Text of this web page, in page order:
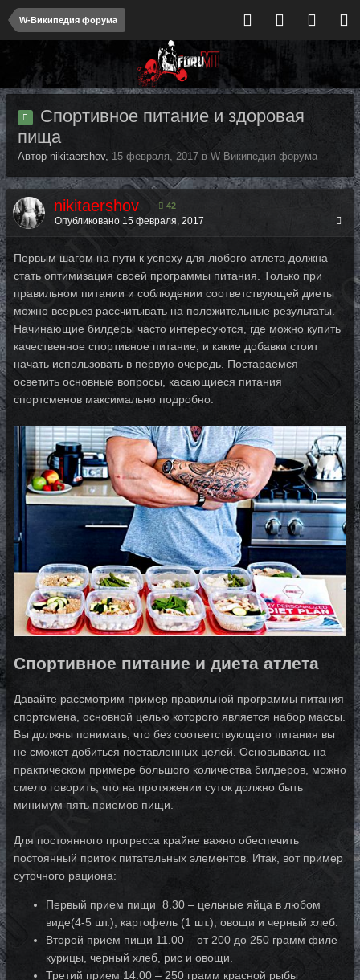
W-Википедия форума
Спортивное питание и здоровая
пища
Автор nikitaershov, 15 февраля, 2017 в W-Википедия форума
nikitaershov 42
Опубликовано 15 февраля, 2017
Первым шагом на пути к успеху для любого атлета должна
стать оптимизация своей программы питания. Только при
правильном питании и соблюдении соответствующей диеты
можно всерьез рассчитывать на положительные результаты.
Начинающие билдеры часто интересуются, где можно купить
качественное спортивное питание, и какие добавки стоит
начать использовать в первую очередь. Постараемся
осветить основные вопросы, касающиеся питания
спортсменов максимально подробно.
Спортивное питание и диета атлета
Давайте рассмотрим пример правильной программы питания
спортсмена, основной целью которого является набор массы.
Вы должны понимать, что без соответствующего питания вы
не сможет добиться поставленных целей. Основываясь на
практическом примере большого количества билдеров, можно
смело говорить, что на протяжении суток должно быть
минимум пять приемов пищи.
Для постоянного прогресса крайне важно обеспечить
постоянный приток питательных элементов. Итак, вот пример
суточного рациона:
Первый прием пищи 8.30 – цельные яйца в любом
виде(4-5 шт.), картофель (1 шт.), овощи и черный хлеб.
Второй прием пищи 11.00 – от 200 до 250 грамм филе
курицы, черный хлеб, рис и овощи.
Третий прием 14.00 – 250 грамм красной рыбы